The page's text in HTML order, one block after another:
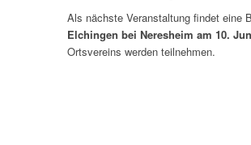
Als nächste Veranstaltung findet eine
Elchingen bei Neresheim am 10.
Ortsvereins werden teilnehmen.